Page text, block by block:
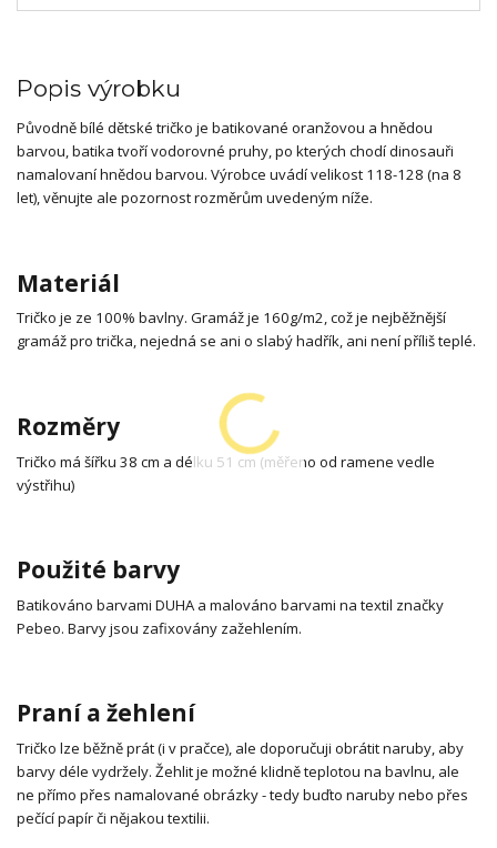
Popis výrobku
Původně bílé dětské tričko je batikované oranžovou a hnědou
barvou, batika tvoří vodorovné pruhy, po kterých chodí dinosauři
namalovaní hnědou barvou. Výrobce uvádí velikost 118-128 (na 8
let), věnujte ale pozornost rozměrům uvedeným níže.
Materiál
Tričko je ze 100% bavlny. Gramáž je 160g/m2, což je nejběžnější
gramáž pro trička, nejedná se ani o slabý hadřík, ani není příliš teplé.
Rozměry
Tričko má šířku 38 cm a délku 51 cm (měřeno od ramene vedle
výstřihu)
Použité barvy
Batikováno barvami DUHA a malováno barvami na textil značky
Pebeo. Barvy jsou zafixovány zažehlením.
Praní a žehlení
Tričko lze běžně prát (i v pračce), ale doporučuji obrátit naruby, aby
barvy déle vydržely. Žehlit je možné klidně teplotou na bavlnu, ale
ne přímo přes namalované obrázky - tedy buďto naruby nebo přes
pečící papír či nějakou textilii.